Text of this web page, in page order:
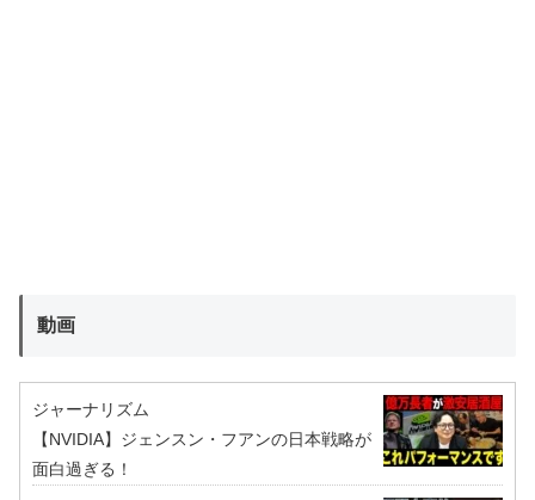
動画
ジャーナリズム
【NVIDIA】ジェンスン・フアンの日本戦略が
面白過ぎる！